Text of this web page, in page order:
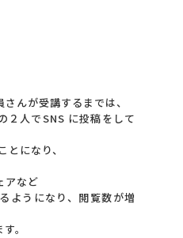
んが受講するまでは、
２人でSNS に投稿をして
になり、
アなど
ようになり、閲覧数が増
。